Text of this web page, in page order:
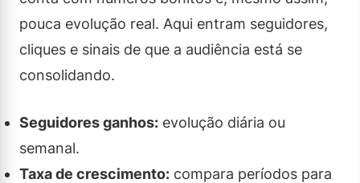
pouca evolução real. Aqui entram seguidores,
cliques e sinais de que a audiência está se
consolidando.
Seguidores ganhos: evolução diária ou
semanal.
Taxa de crescimento: compara períodos para